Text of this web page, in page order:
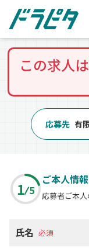
この求人
応募先 有
1 5
ご本人情
応募者ご本人
氏名 必須